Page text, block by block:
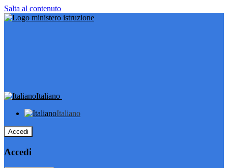
Salta al contenuto
Italiano
Italiano
Accedi
Accedi